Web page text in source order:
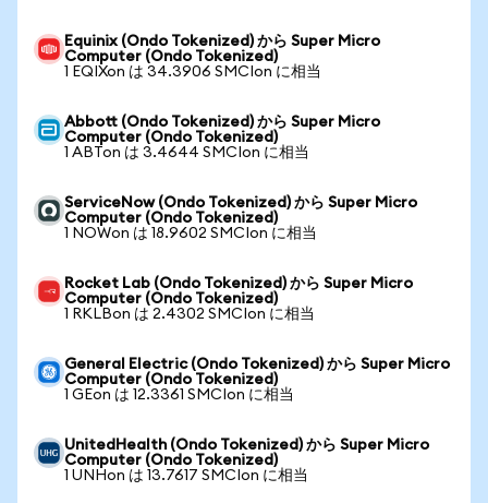
Equinix (Ondo Tokenized) から Super Micro
Computer (Ondo Tokenized)
1 EQIXon は 34.3906 SMCIon に相当
Abbott (Ondo Tokenized) から Super Micro
Computer (Ondo Tokenized)
1 ABTon は 3.4644 SMCIon に相当
ServiceNow (Ondo Tokenized) から Super Micro
Computer (Ondo Tokenized)
1 NOWon は 18.9602 SMCIon に相当
Rocket Lab (Ondo Tokenized) から Super Micro
Computer (Ondo Tokenized)
1 RKLBon は 2.4302 SMCIon に相当
General Electric (Ondo Tokenized) から Super Micro
Computer (Ondo Tokenized)
1 GEon は 12.3361 SMCIon に相当
UnitedHealth (Ondo Tokenized) から Super Micro
Computer (Ondo Tokenized)
1 UNHon は 13.7617 SMCIon に相当